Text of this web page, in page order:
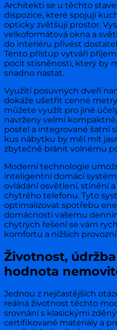
Architekti se u těchto
dispozice, které spojují
opticky zvětšují prostor.
velkoformátová okna a
do interiéru přivést
Tento přístup vytváří
pocit stísněnosti, který by
snadno nastat.
Využití posuvných dveří
dokáže ušetřit cenné
můžete využít pro jiné
navrženy velmi
postel a integrované šatní
kus nábytku by měl mít
zbytečně bránit volnému
Moderní technologie
inteligentní domácí
ovládání osvětlení, stínění
chytrého telefonu. Tyto
optimalizovat spotřebu
domácnosti vašemu
chytrých řešení se vám
komfortu a nižších
Životnost,
hodnota
Jednou z nejčastějších
reálná životnost těchto
srovnání s klasickými
certifikované materiály a